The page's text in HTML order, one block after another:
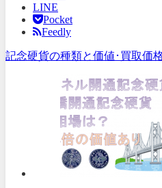
LINE
Pocket
Feedly
記念硬貨の種類と価値･買取価